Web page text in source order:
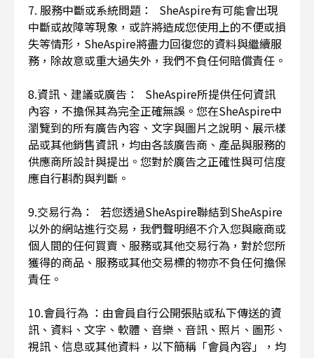
7. 服務中斷或系統問題： SheAspire有可能會出現
中斷或故障等現象，或許將造成您使用上的不便或損
失等情形，SheAspire將盡力回復您的資料與繼續服
務，除故意或重大過失外，我們不負任何賠償責任。
8.資訊、建議或廣告： SheAspire所提供任何資訊
內容，不擔保其為完全正確無誤。您在SheAspire中
瀏覽到的所有廣告內容、文字與圖片之說明、展示樣
品或其他銷售資訊，均由各該廣告商、產品與服務的
供應商所設計與提出。您對於廣告之正確性與可信度
應自行斟酌與判斷。
9.交易行為： 若您透過SheAspire聯結到SheAspire
以外的網站進行交易，我們聲明絕不介入您與廠商或
個人間的任何買賣、服務或其他交易行為，對於您所
獲得的商品、服務或其他交易標的物亦不負任何擔保
責任。
10.會員行為 ：由會員自行公開張貼或私下傳送的資
訊、資料、文字、軟體、音樂、音訊、照片、圖形、
視訊、信息或其他資料，以下簡稱「會員內容」，均